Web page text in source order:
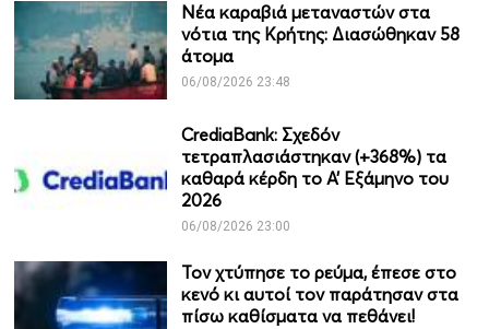
Νέα καραβιά μεταναστών στα
νότια της Κρήτης: Διασώθηκαν 58
άτομα
06/08/2026 23:48
CrediaBank: Σχεδόν
τετραπλασιάστηκαν (+368%) τα
καθαρά κέρδη το Α’ Εξάμηνο του
2026
06/08/2026 23:00
Τον χτύπησε το ρεύμα, έπεσε στο
κενό κι αυτοί τον παράτησαν στα
πίσω καθίσματα να πεθάνει!